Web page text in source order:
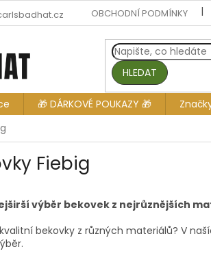
OBCHODNÍ PODMÍNKY
HLEDAT
🎁 DÁRKOVÉ POUKAZY 🎁
Fiebig
výběr bekovek z nejrůznějších
bekovky z různých materiálů? V